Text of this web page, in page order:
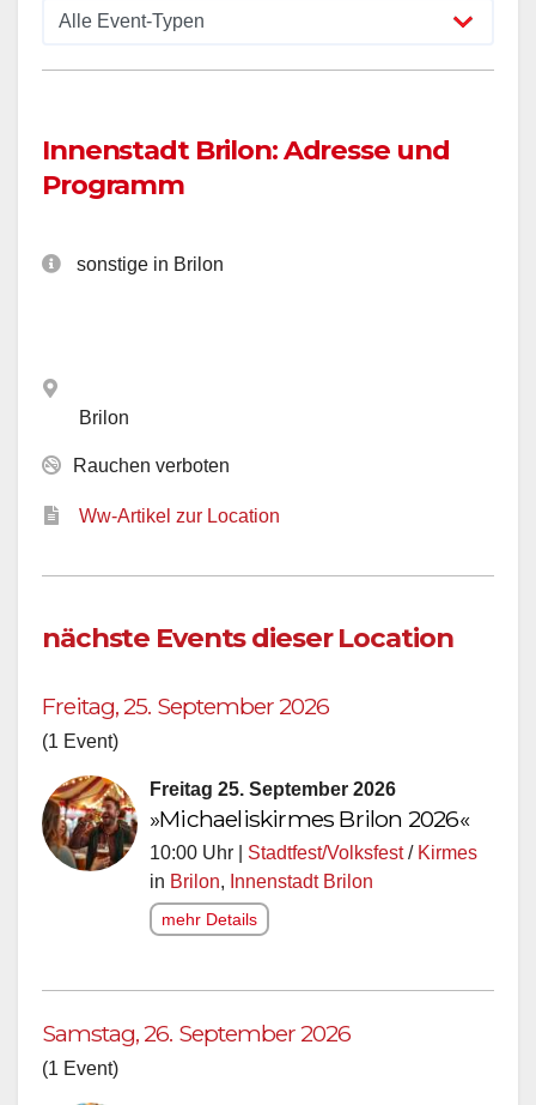
Innenstadt Brilon: Adresse und
Programm
sonstige in Brilon
Brilon
Rauchen verboten
Ww-Artikel zur Location
nächste Events dieser Location
Freitag, 25. September 2026
(1 Event)
Freitag 25. September 2026
»Michaeliskirmes Brilon 2026«
10:00 Uhr | Stadtfest/Volksfest/ Kirmes
in Brilon, Innenstadt Brilon
mehr Details
Samstag, 26. September 2026
(1 Event)